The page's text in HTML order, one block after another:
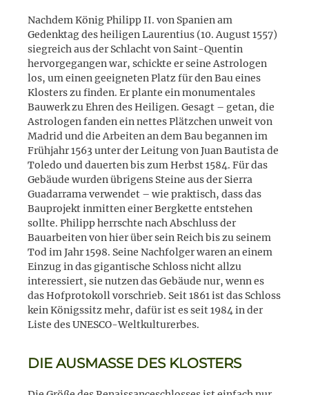
Nachdem König Philipp II. von Spanien am
Gedenktag des heiligen Laurentius (10. August 1557)
siegreich aus der Schlacht von Saint-Quentin
hervorgegangen war, schickte er seine Astrologen
los, um einen geeigneten Platz für den Bau eines
Klosters zu finden. Er plante ein monumentales
Bauwerk zu Ehren des Heiligen. Gesagt – getan, die
Astrologen fanden ein nettes Plätzchen unweit von
Madrid und die Arbeiten an dem Bau begannen im
Frühjahr 1563 unter der Leitung von Juan Bautista de
Toledo und dauerten bis zum Herbst 1584. Für das
Gebäude wurden übrigens Steine aus der Sierra
Guadarrama verwendet – wie praktisch, dass das
Bauprojekt inmitten einer Bergkette entstehen
sollte. Philipp herrschte nach Abschluss der
Bauarbeiten von hier über sein Reich bis zu seinem
Tod im Jahr 1598. Seine Nachfolger waren an einem
Einzug in das gigantische Schloss nicht allzu
interessiert, sie nutzen das Gebäude nur, wenn es
das Hofprotokoll vorschrieb. Seit 1861 ist das Schloss
kein Königssitz mehr, dafür ist es seit 1984 in der
Liste des UNESCO-Weltkulturerbes.
DIE AUSMASSE DES KLOSTERS